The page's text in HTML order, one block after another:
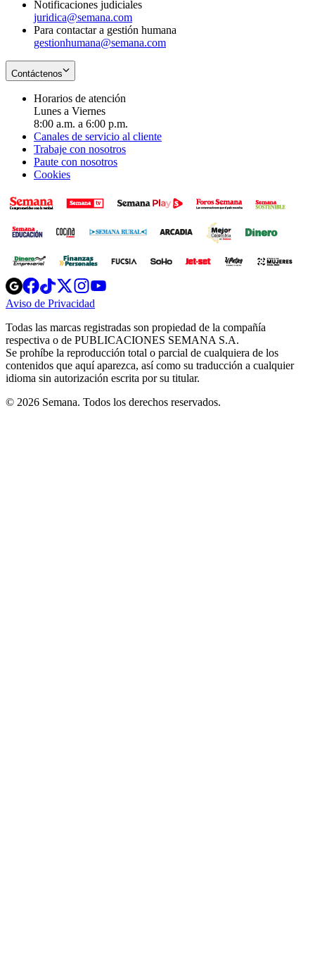
Notificaciones judiciales
juridica@semana.com
Para contactar a gestión humana
gestionhumana@semana.com
Contáctenos
Horarios de atención
Lunes a Viernes
8:00 a.m. a 6:00 p.m.
Canales de servicio al cliente
Trabaje con nosotros
Paute con nosotros
Cookies
Opens
in
new
Opens
in
new
Opens
in
new
window
Opens
new
windowwindow
Aviso de Privacidad
new
window
Todas las marcas registradas son propiedad de la compañía
respectiva o de PUBLICACIONES SEMANA S.A.
Se prohíbe la reproducción total o parcial de cualquiera de los
contenidos que aquí aparezca, así como su traducción a cualquier
idioma sin autorización escrita por su titular.
© 2026 Semana. Todos los derechos reservados.